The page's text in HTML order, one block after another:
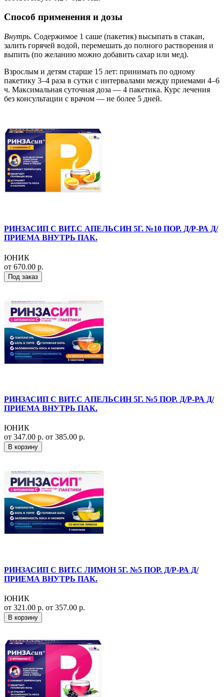
Способ применения и дозы
Внутрь. Содержимое 1 саше (пакетик) высыпать в стакан,
залить горячей водой, перемешать до полного растворения и
выпить (по желанию можно добавить сахар или мед).
Взрослым и детям старше 15 лет: принимать по одному
пакетику 3–4 раза в сутки с интервалами между приемами 4–6
ч. Максимальная суточная доза — 4 пакетика. Курс лечения
без консультации с врачом — не более 5 дней.
РИНЗАСИП С ВИТ.С АПЕЛЬСИН 5Г. №10 ПОР. Д/Р-РА Д/
ПРИЕМА ВНУТРЬ ПАК.
ЮНИК
от 670.00 р.
Под заказ
РИНЗАСИП С ВИТ.С АПЕЛЬСИН 5Г. №5 ПОР. Д/Р-РА Д/
ПРИЕМА ВНУТРЬ ПАК.
ЮНИК
от 347.00 р. от 385.00 р.
В корзину
РИНЗАСИП С ВИТ.С ЛИМОН 5Г. №5 ПОР. Д/Р-РА Д/
ПРИЕМА ВНУТРЬ ПАК.
ЮНИК
от 321.00 р. от 357.00 р.
В корзину